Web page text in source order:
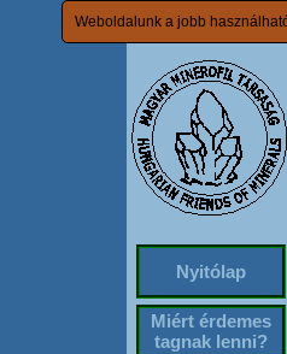
Weboldalunk a jobb
Nyitólap
Miért érdemes
tagnak lenni?